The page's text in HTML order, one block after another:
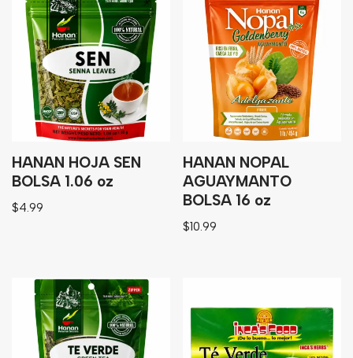
HANAN HOJA SEN
BOLSA 1.06 oz
$4.99
HANAN NOPAL
AGUAYMANTO
BOLSA 16 oz
$10.99